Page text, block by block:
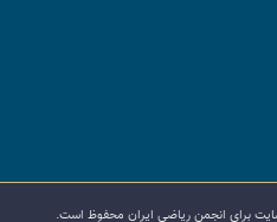
برای انجمن ریاضی ایران محفوظ است.